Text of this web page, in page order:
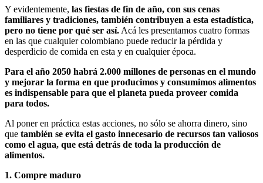
Y evidentemente, las fiestas de fin de año, con sus cenas
familiares y tradiciones, también contribuyen a esta estadística,
pero no tiene por qué ser así. Acá les presentamos cuatro formas
en las que cualquier colombiano puede reducir la pérdida y
desperdicio de comida en esta y en cualquier época.
Para el año 2050 habrá 2.000 millones de personas en el mundo
y mejorar la forma en que producimos y consumimos alimentos
es indispensable para que el planeta pueda proveer comida
para todos.
Al poner en práctica estas acciones, no sólo se ahorra dinero, sino
que también se evita el gasto innecesario de recursos tan valiosos
como el agua, que está detrás de toda la producción de
alimentos.
1. Compre maduro